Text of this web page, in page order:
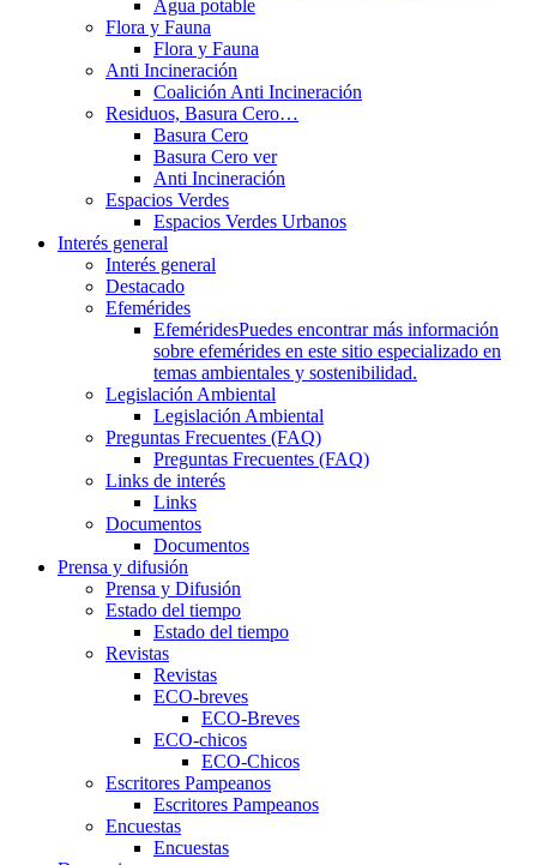
Agua potable
Flora y Fauna
Flora y Fauna
Anti Incineración
Coalición Anti Incineración
Residuos, Basura Cero…
Basura Cero
Basura Cero ver
Anti Incineración
Espacios Verdes
Espacios Verdes Urbanos
Interés general
Interés general
Destacado
Efemérides
EfeméridesPuedes encontrar más información
sobre efemérides en este sitio especializado en
temas ambientales y sostenibilidad.
Legislación Ambiental
Legislación Ambiental
Preguntas Frecuentes (FAQ)
Preguntas Frecuentes (FAQ)
Links de interés
Links
Documentos
Documentos
Prensa y difusión
Prensa y Difusión
Estado del tiempo
Estado del tiempo
Revistas
Revistas
ECO-breves
ECO-Breves
ECO-chicos
ECO-Chicos
Escritores Pampeanos
Escritores Pampeanos
Encuestas
Encuestas